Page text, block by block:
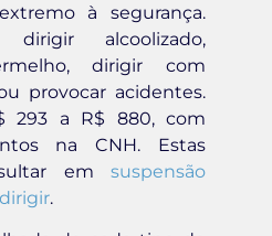
à segurança.
alcoolizado,
dirigir com
provocar acidentes.
293 a R$ 880, com
na CNH. Estas
em suspensão
.